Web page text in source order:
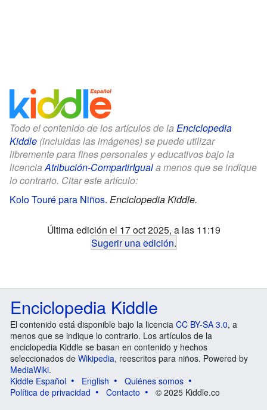
Todo el contenido de los artículos de la Enciclopedia
Kiddle (incluidas las imágenes) se puede utilizar
libremente para fines personales y educativos bajo la
licenciaAtribución-CompartirIguala menos que se indique
lo contrario. Citar este artículo:
Kolo Touré para Niños. Enciclopedia Kiddle.
Última edición el 17 oct 2025, a las 11:19
Sugerir una edición.
Enciclopedia Kiddle
El contenido está disponible bajo la licencia CC BY-SA 3.0, a
menos que se indique lo contrario. Los artículos de la
enciclopedia Kiddle se basan en contenido y hechos
seleccionados de Wikipedia, reescritos para niños. Powered by
MediaWiki.
Kiddle Español
English
Quiénes somos
Política de privacidad
Contacto © 2025 Kiddle.co